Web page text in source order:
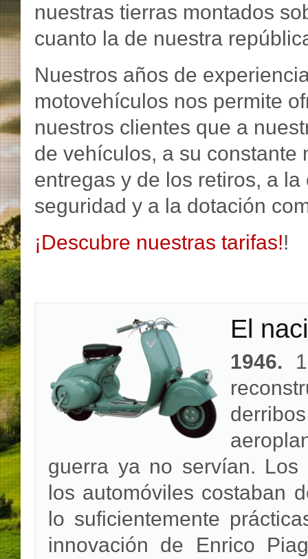
nuestras tierras montados
cuanto la de nuestra
Nuestros años de
motovehículos nos permite
nuestros clientes que a
de vehículos, a su constante
entregas y de los retiros, a
seguridad y a la dotación
¡Descubre nuestras tarifas!!
El
1946.
guerra ya no servían. Los
los automóviles costaban
lo suficientemente
innovación de Enrico